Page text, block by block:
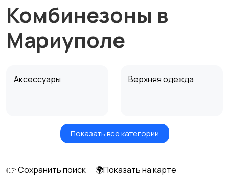
Комбинезоны в
Мариуполе
Аксессуары Верхняя одежда
Головные уборы Домашняя одежда
Показать все категории
👉 Сохранить поиск
🌍Показать на карте